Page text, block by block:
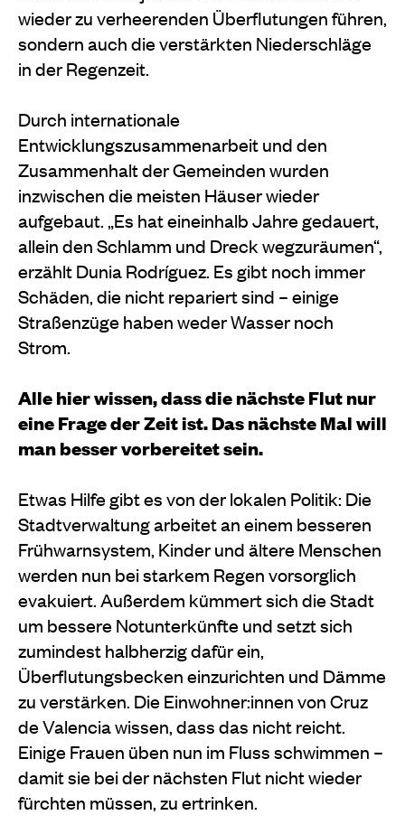
wieder zu verheerenden Überflutungen führen,
sondern auch die verstärkten Niederschläge
in der Regenzeit.
Durch internationale
Entwicklungszusammenarbeit und den
Zusammenhalt der Gemeinden wurden
inzwischen die meisten Häuser wieder
aufgebaut. „Es hat eineinhalb Jahre gedauert,
allein den Schlamm und Dreck wegzuräumen“,
erzählt Dunia Rodríguez. Es gibt noch immer
Schäden, die nicht repariert sind – einige
Straßenzüge haben weder Wasser noch
Strom.
Alle hier wissen, dass die nächste Flut nur
eine Frage der Zeit ist. Das nächste Mal will
man besser vorbereitet sein.
Etwas Hilfe gibt es von der lokalen Politik: Die
Stadtverwaltung arbeitet an einem besseren
Frühwarnsystem, Kinder und ältere Menschen
werden nun bei starkem Regen vorsorglich
evakuiert. Außerdem kümmert sich die Stadt
um bessere Notunterkünfte und setzt sich
zumindest halbherzig dafür ein,
Überflutungsbecken einzurichten und Dämme
zu verstärken. Die Einwohner:innen von Cruz
de Valencia wissen, dass das nicht reicht.
Einige Frauen üben nun im Fluss schwimmen –
damit sie bei der nächsten Flut nicht wieder
fürchten müssen, zu ertrinken.